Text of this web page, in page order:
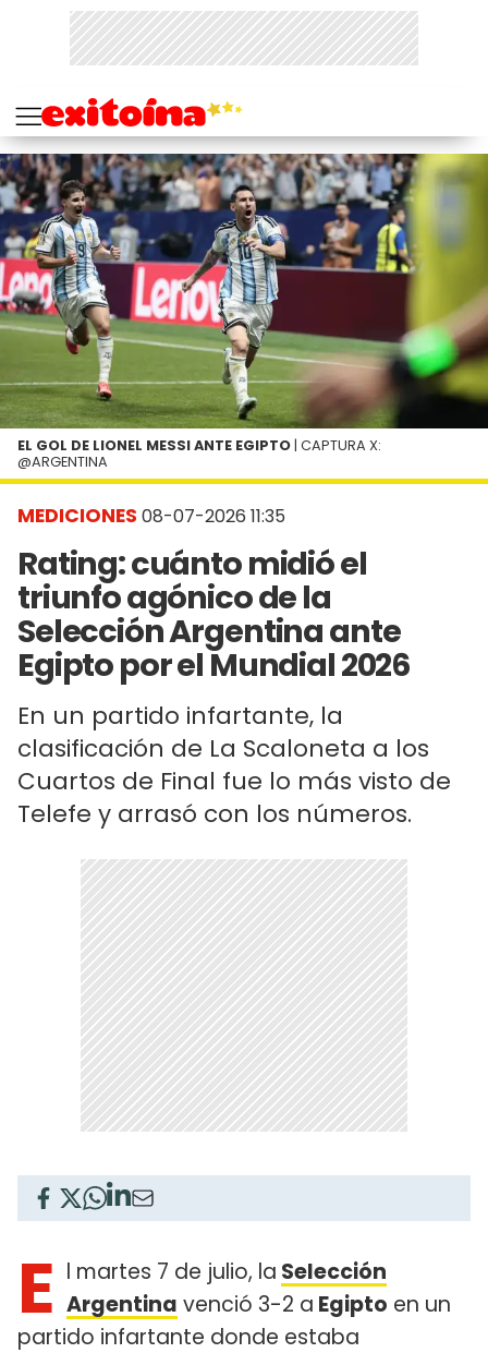
MEDICIONES 08-07-2026 11:35
Rating: cuánto midió el
triunfo agónico de la
Selección Argentina ante
Egipto por el Mundial 2026
En un partido infartante, la
clasificación de La Scaloneta a los
Cuartos de Final fue lo más visto de
Telefe y arrasó con los números.
EL GOL DE LIONEL MESSI ANTE EGIPTO | CAPTURA X:
@ARGENTINA
E l martes 7 de julio, la Selección
Argentina venció 3-2 a Egipto en un
partido infartante donde estaba